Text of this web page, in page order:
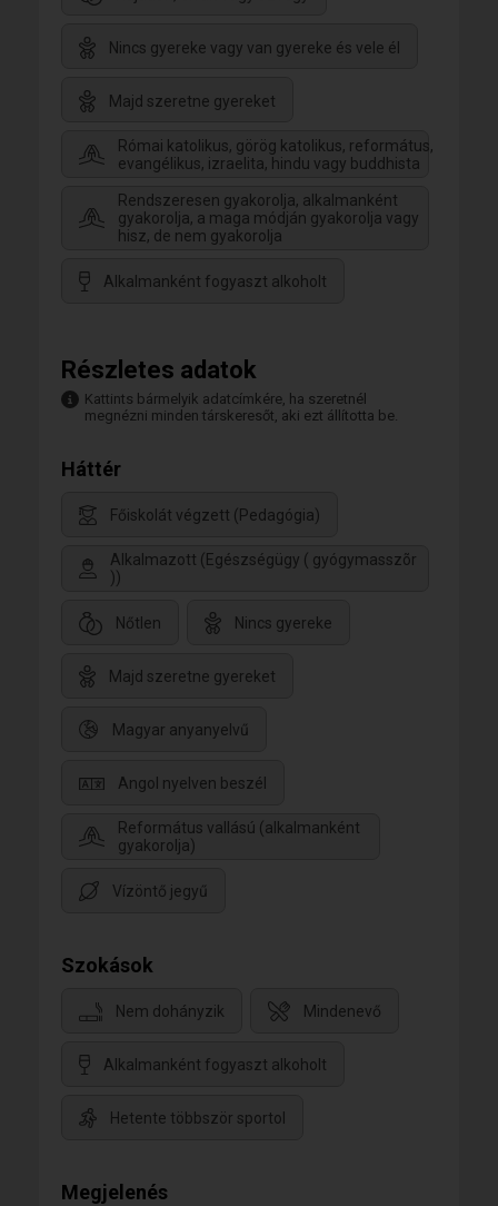
Egy biztos: Társat keresek.
kész és aki majd elfogad olyannak amilyen vagyok.
Aki nem dohányzik és valóban független. Aki előtt
meggyőződésem szerint református vagyok, ez
nekem fontos; és bizony istentiszteletekre is járok, ha
Bár tettem fel fényképeket azt nem tudom
befolyásolni, hogy első vagy második látásra
kizárólag annak alapján ne hozzanak döntést -
megérhet egy esélyt egy találkozás, beszélgetés,
Gábor
Nincs gyereke vagy van gyereke és vele él
Majd szeretne gyereket
Római katolikus, görög katolikus, református,
evangélikus, izraelita, hindu vagy buddhista
Rendszeresen gyakorolja, alkalmanként
gyakorolja, a maga módján gyakorolja vagy
hisz, de nem gyakorolja
Alkalmanként fogyaszt alkoholt
Részletes adatok
Kattints bármelyik adatcímkére, ha szeretnél
megnézni minden társkeresőt, aki ezt állította be.
Háttér
Főiskolát végzett (Pedagógia)
Alkalmazott (Egészségügy ( gyógymasszõr
))
Nőtlen Nincs gyereke
Majd szeretne gyereket
Magyar anyanyelvű
Angol nyelven beszél
Református vallású (alkalmanként
gyakorolja)
Vízöntő jegyű
Szokások
Nem dohányzik Mindenevő
Alkalmanként fogyaszt alkoholt
Hetente többször sportol
Megjelenés